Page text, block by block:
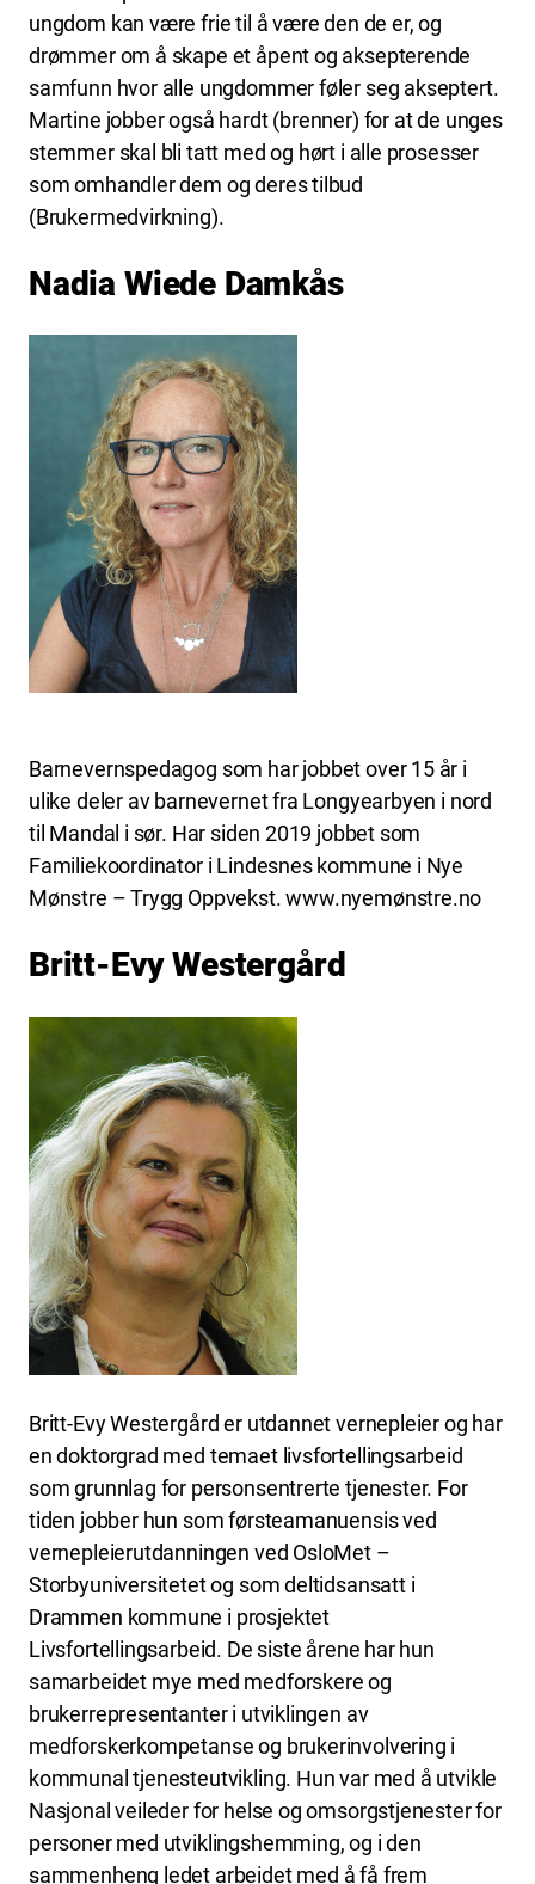
ungdom kan være frie til å være den de er, og
drømmer om å skape et åpent og aksepterende
samfunn hvor alle ungdommer føler seg akseptert.
Martine jobber også hardt (brenner) for at de unges
stemmer skal bli tatt med og hørt i alle prosesser
som omhandler dem og deres tilbud
(Brukermedvirkning).
Nadia Wiede Damkås
Barnevernspedagog som har jobbet over 15 år i
ulike deler av barnevernet fra Longyearbyen i nord
til Mandal i sør. Har siden 2019 jobbet som
Familiekoordinator i Lindesnes kommune i Nye
Mønstre – Trygg Oppvekst. www.nyemønstre.no
Britt-Evy Westergård
Britt-Evy Westergård er utdannet vernepleier og har
en doktorgrad med temaet livsfortellingsarbeid
som grunnlag for personsentrerte tjenester. For
tiden jobber hun som førsteamanuensis ved
vernepleierutdanningen ved OsloMet –
Storbyuniversitetet og som deltidsansatt i
Drammen kommune i prosjektet
Livsfortellingsarbeid. De siste årene har hun
samarbeidet mye med medforskere og
brukerrepresentanter i utviklingen av
medforskerkompetanse og brukerinvolvering i
kommunal tjenesteutvikling. Hun var med å utvikle
Nasjonal veileder for helse og omsorgstjenester for
personer med utviklingshemming, og i den
sammenheng ledet arbeidet med å få frem